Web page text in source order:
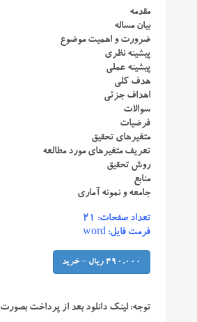
مقدمه
بیان مساله
ضرورت و اهمیت موضوع
پیشینه نظری
پیشینه عملی
هدف کلی
اهداف جزئی
سوالات
فرضیات
متغیرهای تحقیق
تعریف متغیرهای مورد مطالعه
روش تحقیق
منابع
جامعه و نمونه آماری
تعداد صفحات: ۲۱
فرمت فایل: word
490,000 ریال – خرید
توجه: لینک دانلود بعد از پرداخت